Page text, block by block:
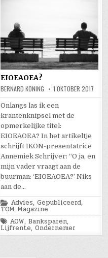
EIOEAOEA?
BERNARD KONING 1 OKTOBER 2017
Onlangs las ik een
krantenknipsel met de
opmerkelijke titel:
EIOEAOEA? In het artikeltje
schrijft IKON-presentatrice
Annemiek Schrijver: “O ja, en
mijn vader vraagt aan de
buurman: ‘EIOEAOEA?’ Niks
aan de…
Posted
in
Advies,Gepubliceerd,
TOM Magazine
Tagged
AOW,Banksparen,
Lijfrente,Ondernemer